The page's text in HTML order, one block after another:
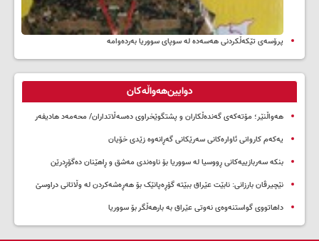
پرۆسەی تێکەڵکردنی هەسەدە لە سوپای سووریا بەردەوامە
دوایین‌هەواڵەکان
هەواڵنێر؛ مۆتەکەی گەندەڵکاران و پشتگوێخراوی دەسەڵاتداران/ محەمەد هادیفەر
یەکەم کاروانی ئاوارەکانی سەرێکانی گەڕانەوە زێدی خۆیان
بنکە سەربازییەکانی ڕووسیا لە سووریا بۆ ناوەندی مەشق و ڕاهێنان دەگۆڕدرێن
نێچیرڤان بارزانی: نابێت عێراق ببێتە گۆڕەپانێک بۆ هەڕەشەکردن لە وڵاتانی دراوسێ
داهاتووی گواستنەوەی نەوتی عێراق بە بارهەڵگر بۆ سووریا